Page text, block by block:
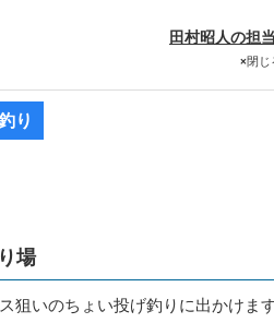
田村昭人の担
×閉じ
り
場
狙いのちょい投げ釣りに出かけま